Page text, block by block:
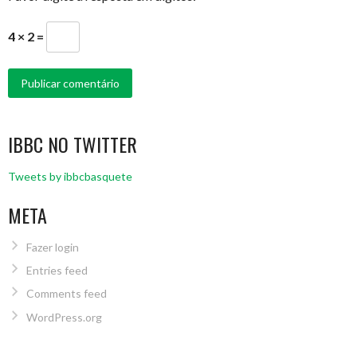
4 × 2 =
IBBC NO TWITTER
Tweets by ibbcbasquete
META
Fazer login
Entries feed
Comments feed
WordPress.org